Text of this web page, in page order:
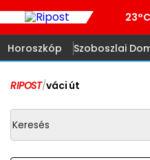
23°C
Horoszkóp Szoboszlai
RIPOST/váci út